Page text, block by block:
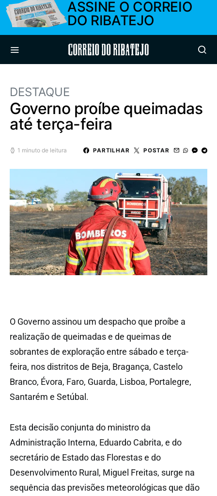
ASSINE O CORREIO
DO RIBATEJO
Correio do Ribatejo
DESTAQUE
Governo proíbe queimadas
até terça-feira
1 minuto de leitura PARTILHAR POSTAR
O Governo assinou um despacho que proíbe a
realização de queimadas e de queimas de
sobrantes de exploração entre sábado e terça-
feira, nos distritos de Beja, Bragança, Castelo
Branco, Évora, Faro, Guarda, Lisboa, Portalegre,
Santarém e Setúbal.
Esta decisão conjunta do ministro da
Administração Interna, Eduardo Cabrita, e do
secretário de Estado das Florestas e do
Desenvolvimento Rural, Miguel Freitas, surge na
sequência das previsões meteorológicas que dão